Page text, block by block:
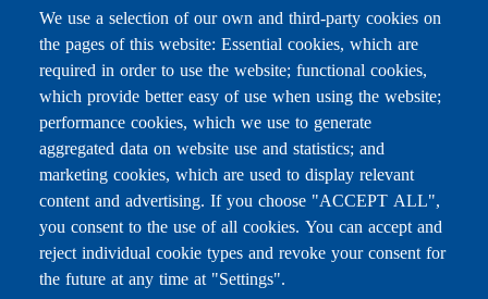
Subscribe to receive the latest news
Email
Leave this field blank
We use a selection of our own and third-party cookies on
the pages of this website: Essential cookies, which are
required in order to use the website; functional cookies,
which provide better easy of use when using the website;
performance cookies, which we use to generate
aggregated data on website use and statistics; and
marketing cookies, which are used to display relevant
content and advertising. If you choose "ACCEPT ALL",
you consent to the use of all cookies. You can accept and
reject individual cookie types and revoke your consent for
the future at any time at "Settings".